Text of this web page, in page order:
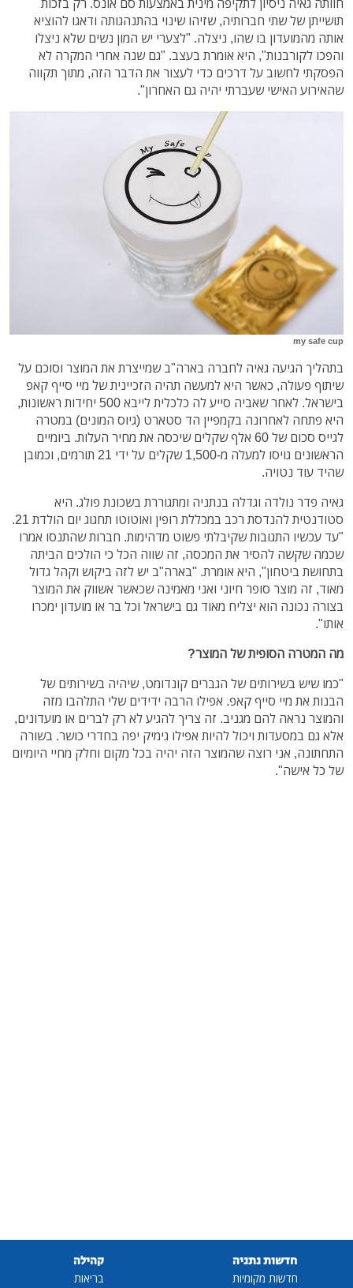
תושייתן של שתי חברותיה, שזיהו שינוי בהתנהגותה ודאגו להוציא
אותה מהמועדון בו שהו, ניצלה. "לצערי יש המון נשים שלא ניצלו
והפכו לקורבנות", היא אומרת בעצב. "גם שנה אחרי המקרה לא
הפסקתי לחשוב על דרכים כדי לעצור את הדבר הזה, מתוך תקווה
שהאירוע האישי שעברתי יהיה גם האחרון".
my safe cup
בתהליך הגיעה גאיה לחברה בארה"ב שמייצרת את המוצר וסוכם על
שיתוף פעולה, כאשר היא למעשה תהיה הזכיינית של מיי סייף קאפ
בישראל. לאחר שאביה סייע לה כלכלית לייבא 500 יחידות ראשונות,
היא פתחה לאחרונה בקמפיין הד סטארט (גיוס המונים) במטרה
לגייס סכום של 60 אלף שקלים שיכסה את מחיר העלות. ביומיים
הראשונים גויסו למעלה מ-1,500 שקלים על ידי 21 תורמים, וכמובן
שהיד עוד נטויה.
גאיה פדר נולדה וגדלה בנתניה ומתגוררת בשכונת פולג. היא
סטודנטית להנדסת רכב במכללת רופין ואוטוטו תחגוג יום הולדת 21.
"עד עכשיו התגובות שקיבלתי פשוט מדהימות. חברות שהתנסו אמרו
שכמה שקשה להסיר את המכסה, זה שווה הכל כי הולכים הביתה
בתחושת ביטחון", היא אומרת. "בארה"ב יש לזה ביקוש וקהל גדול
מאוד, זה מוצר סופר חיוני ואני מאמינה שכאשר אשווק את המוצר
בצורה נכונה הוא יצליח מאוד גם בישראל וכל בר או מועדון ימכרו
אותו".
מה המטרה הסופית של המוצר?
"כמו שיש בשירותים של הגברים קונדומט, שיהיה בשירותים של
הבנות את מיי סייף קאפ. אפילו הרבה ידידים שלי התלהבו מזה
והמוצר נראה להם מגניב. זה צריך להגיע לא רק לברים או מועדונים,
אלא גם במסעדות ויכול להיות אפילו גימיק יפה בחדרי כושר. בשורה
התחתונה, אני רוצה שהמוצר הזה יהיה בכל מקום וחלק מחיי היומיום
של כל אישה".
חדשות נתניה
חדשות מקומיות
קהילה
בריאות